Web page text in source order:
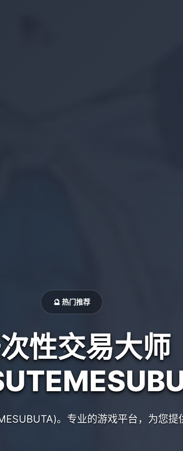
🔮 热门推荐
性交易大师
。专业的游戏平台，为您提